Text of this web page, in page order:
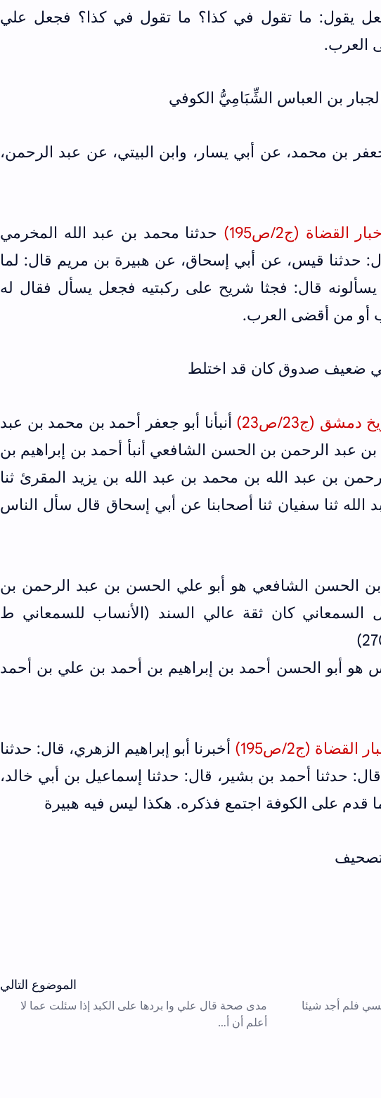
يقول: ما تقول في كذا؟ ما تقول في كذا؟ فجعل علي
العرب.
‌بن العباس الشِّبَامِيُّ الكوفي
بن محمد، عن أبي يسار، وابن البيتي، عن عبد الرحمن،
(ج2/ص195)
حدثنا محمد بن عبد الله المخرمي
حدثنا قيس، عن أبي إسحاق، عن هبيرة بن مريم قال: لما
يسألونه قال: فجثا شريح على ركبتيه فجعل يسأل فقال له
أو من أقضى العرب.
ضعيف صدوق كان قد اختلط
(ج23/ص23)
أنبأنا أبو جعفر أحمد بن محمد بن عبد
بن عبد الرحمن بن الحسن الشافعي أنبأ أحمد بن إبراهيم بن
بن عبد الله بن محمد بن عبد الله بن يزيد المقرئ ثنا
ثنا سفيان ثنا أصحابنا عن أبي إسحاق قال سأل الناس
الحسن الشافعي هو أبو علي الحسن بن عبد الرحمن بن
السمعاني كان ثقة عالي السند (الأنساب للسمعاني ط
هو أبو الحسن ‌أحمد ‌بن ‌إبراهيم ‌بن ‌أحمد ‌بن ‌علي ‌بن ‌أحمد
(ج2/ص195)
أخبرنا أبو إبراهيم الزهري، قال: حدثنا
حدثنا أحمد بن بشير، قال: حدثنا إسماعيل بن أبي خالد،